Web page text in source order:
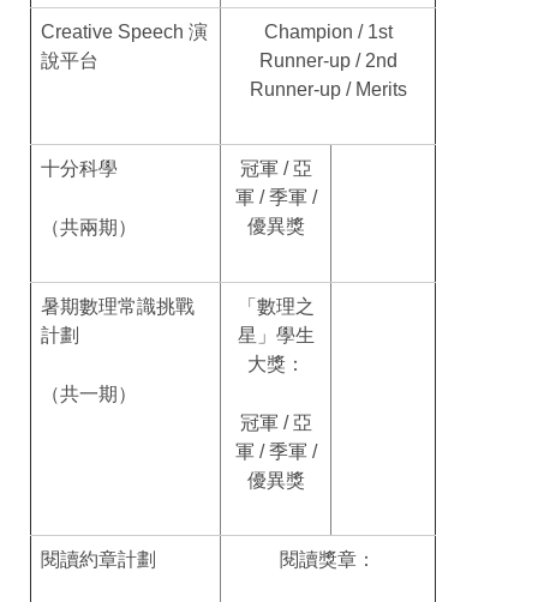
Creative Speech 演
說平台
Champion / 1st
Runner-up / 2nd
Runner-up / Merits
十分科學
（共兩期）
冠軍 / 亞
軍 / 季軍 /
優異獎
暑期數理常識挑戰
計劃
（共一期）
「數理之
星」學生
大獎：
冠軍 / 亞
軍 / 季軍 /
優異獎
閱讀約章計劃 閱讀獎章：